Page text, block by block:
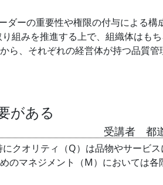
ーの重要性や権限の付与による構
組みを推進する上で、組織体はも
ら、それぞれの経営体が持つ品質管
がある
受講者 都
クオリティ（Q）は品物やサービ
のマネジメント（M）においては各